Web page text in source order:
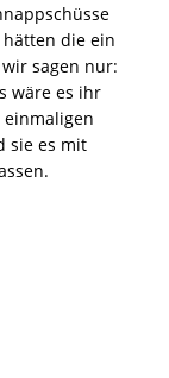
die ein
sagen nur:
wäre es ihr
sie es mit